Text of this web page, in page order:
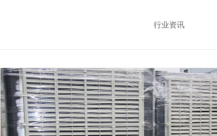
行业资讯